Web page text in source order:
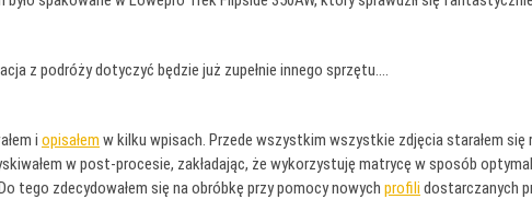
z podróży dotyczyć będzie już zupełnie innego sprzętu….
i opisałem w kilku wpisach. Przede wszystkim wszystkie zdjęcia starałem się
w post-procesie, zakładając, że wykorzystuję matrycę w sposób
tego zdecydowałem się na obróbkę przy pomocy nowych profili dostarczanych